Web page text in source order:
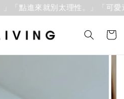
「點進來就別太理性。」「可愛